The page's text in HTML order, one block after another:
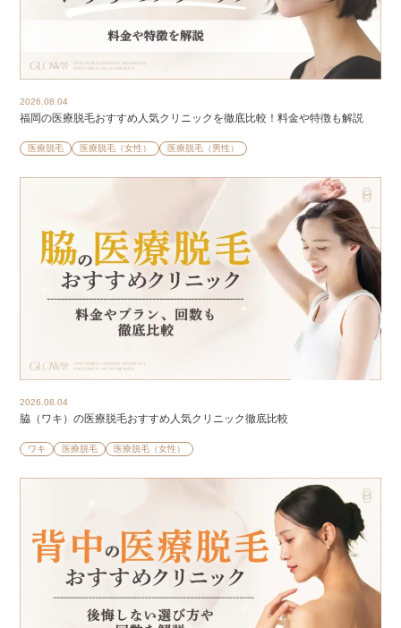
2026.08.04
福岡の医療脱毛おすすめ人気クリニックを徹底比較！料金や特徴も解説
医療脱毛 医療脱毛（女性） 医療脱毛（男性）
2026.08.04
脇（ワキ）の医療脱毛おすすめ人気クリニック徹底比較
ワキ 医療脱毛 医療脱毛（女性）